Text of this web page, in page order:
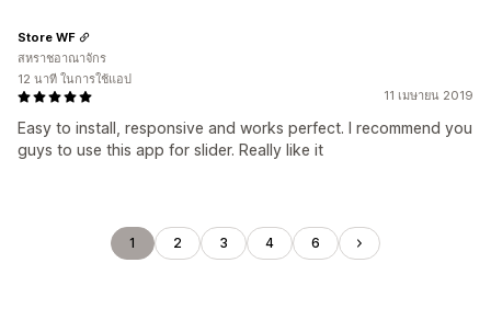
11 เมษายน 2019
Easy to install, responsive and works perfect. I recommend you
guys to use this app for slider. Really like it
Store WF
สหราชอาณาจักร
12 นาที ในการใช้แอป
1 2 3 4 6